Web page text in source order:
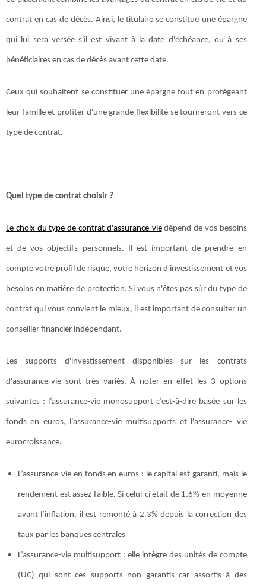
contrat en cas de décès. Ainsi, le titulaire se constitue une épargne
qui lui sera versée s'il est vivant à la date d'échéance, ou à ses
bénéficiaires en cas de décès avant cette date.
Ceux qui souhaitent se constituer une épargne tout en protégeant
leur famille et profiter d'une grande flexibilité se tourneront vers ce
type de contrat.
Quel type de contrat choisir ?
Le choix du type de contrat d'assurance-viedépend de vos besoins
et de vos objectifs personnels. Il est important de prendre en
compte votre profil de risque, votre horizon d'investissement et vos
besoins en matière de protection. Si vous n'êtes pas sûr du type de
contrat qui vous convient le mieux, il est important de consulter un
conseiller financier indépendant.
Les supports d'investissement disponibles sur les contrats
d'assurance-vie sont très variés. À noter en effet les 3 options
suivantes : l’assurance-vie monosupport c’est-à-dire basée sur les
fonds en euros, l’assurance-vie multisupports et l'assurance- vie
eurocroissance.
L’assurance-vie en fonds en euros : le capital est garanti, mais le
rendement est assez faible. Si celui-ci était de 1.6% en moyenne
avant l’inflation, il est remonté à 2.3% depuis la correction des
taux par les banques centrales
L’assurance-vie multisupport : elle intègre des unités de compte
(UC) qui sont ces supports non garantis car assortis à des